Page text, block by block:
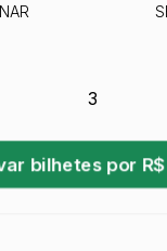
bilhetes por